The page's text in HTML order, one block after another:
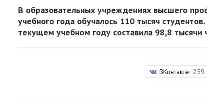
В образовательных учреждениях высшего
учебного года обучалось 110 тысяч
текущем учебном году составила 98,8 тысячи
ВКонтакте 259